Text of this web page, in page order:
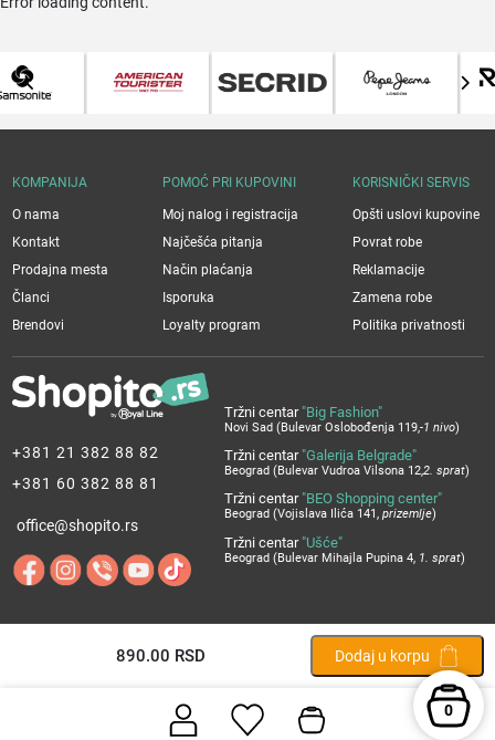
890.00 RSD Dodaj u korpu
+381 21 382 88 82
+381 60 382 88 81
office@shopito.rs
Tržni centar "Big Fashion"
Novi Sad (Bulevar Oslobođenja 119,-1 nivo)
Tržni centar "Galerija Belgrade"
Beograd (Bulevar Vudroa Vilsona 12,2. sprat)
Tržni centar "BEO Shopping center"
Beograd (Vojislava Ilića 141, prizemlje)
Tržni centar "Ušće"
Beograd (Bulevar Mihajla Pupina 4, 1. sprat)
KOMPANIJA
O nama
Kontakt
Prodajna mesta
Članci
Brendovi
POMOĆ PRI KUPOVINI
Moj nalog i registracija
Najčešća pitanja
Način plaćanja
Isporuka
Loyalty program
KORISNIČKI SERVIS
Opšti uslovi kupovine
Povrat robe
Reklamacije
Zamena robe
Politika privatnosti
Copyright byShopito. Sva prava su zadržana.
0